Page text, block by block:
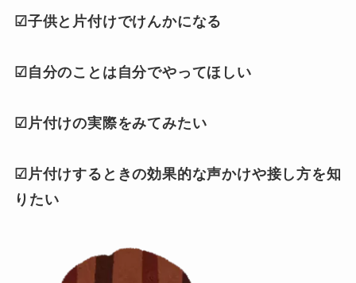
☑子供と片付けでけんかになる
☑自分のことは自分でやってほしい
☑片付けの実際をみてみたい
☑片付けするときの効果的な声かけや接し方を知
りたい